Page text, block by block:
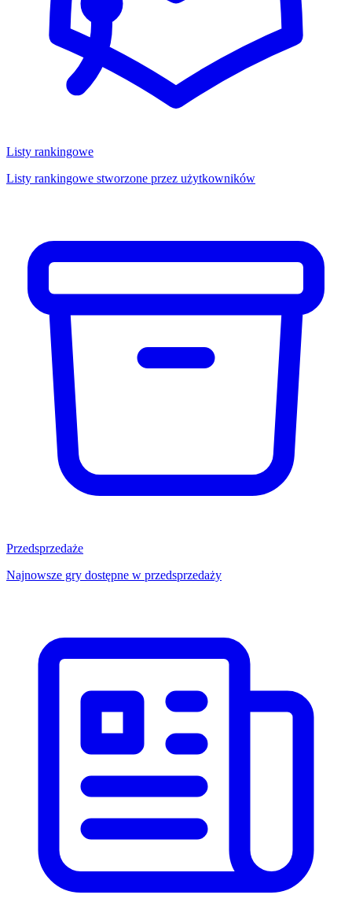
Listy rankingowe
Listy rankingowe stworzone przez użytkowników
Przedsprzedaże
Najnowsze gry dostępne w przedsprzedaży